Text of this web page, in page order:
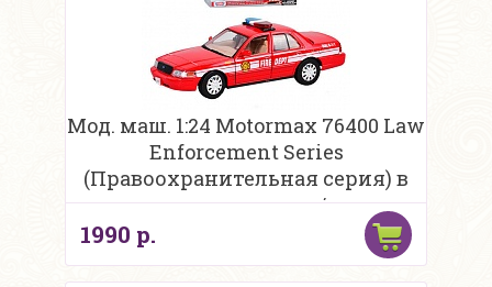
Мод. маш. 1:24 Motormax 76400 Law
Enforcement Series
(Правоохранительная серия) в
ассортименте в/к
1990 р.